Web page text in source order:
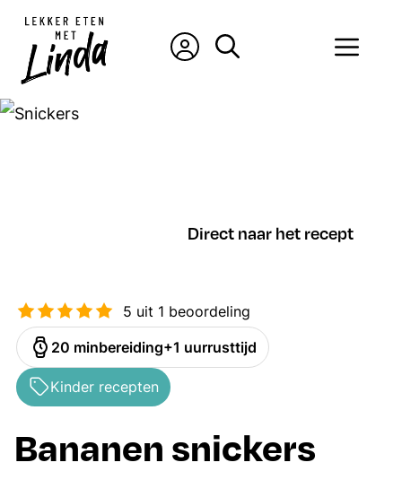
naar
inhoud
Direct naar het recept
5 uit 1 beoordeling
bereiding
20minuten
min rusttijd
1 uur
uur
Kinder recepten
Bananen snickers